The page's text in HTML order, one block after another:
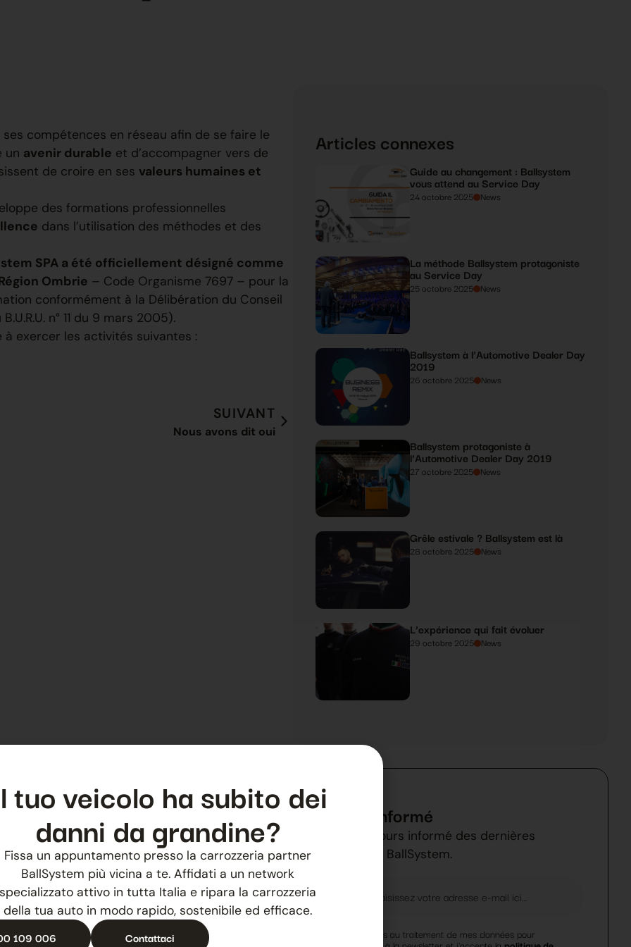
compétences en réseau afin de se faire le
un avenir durable et d’accompagner vers de
de croire en ses valeurs humaines et
des formations professionnelles
dans l’utilisation des méthodes et des
SPA a été officiellement désigné comme
Ombrie – Code Organisme 7697 – pour la
conformément à la Délibération du Conseil
n° 11 du 9 mars 2005).
exercer les activités suivantes :
SUIVANT
Nous avons dit oui
Articles connexes
Guide au changement : Ballsystem
vous attend au Service Day
24 octobre 2025 News
La méthode Ballsystem protagoniste
au Service Day
25 octobre 2025 News
Ballsystem à l’Automotive Dealer Day
2019
26 octobre 2025 News
Ballsystem protagoniste à
l’Automotive Dealer Day 2019
27 octobre 2025 News
Grêle estivale ? Ballsystem est là
28 octobre 2025 News
L’expérience qui fait évoluer
29 octobre 2025 News
Restez informé
Restez toujours informé des dernières
nouveautés BallSystem.
Je consens au traitement de mes données pour
tuo veicolo ha subito dei
danni da grandine?
Fissa un appuntamento presso la carrozzeria partner
BallSystem più vicina a te. Affidati a un network
specializzato attivo in tutta Italia e ripara la carrozzeria
della tua auto in modo rapido, sostenibile ed efficace.
109 006 Contattaci